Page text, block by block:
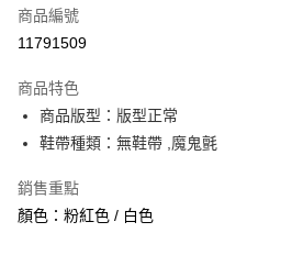
信用卡分期付款
合作金庫商業銀行
華南商業銀行
上海商業儲蓄銀行
臺灣中小企業銀行
匯豐（台灣）商業銀行
超商取貨付款
LINE Pay
Apple Pay
街口支付
商品編號
11791509
商品特色
商品版型：版型正常
鞋帶種類：無鞋帶 ,魔鬼氈
銷售重點
顏色：粉紅色 / 白色